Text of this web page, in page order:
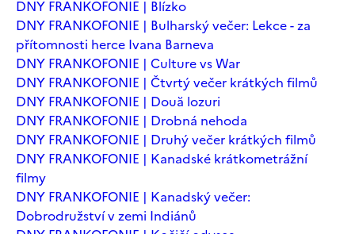
DNY FRANKOFONIE | Blízko
DNY FRANKOFONIE | Bulharský večer: Lekce - za
přítomnosti herce Ivana Barneva
DNY FRANKOFONIE | Culture vs War
DNY FRANKOFONIE | Čtvrtý večer krátkých filmů
DNY FRANKOFONIE | Două lozuri
DNY FRANKOFONIE | Drobná nehoda
DNY FRANKOFONIE | Druhý večer krátkých filmů
DNY FRANKOFONIE | Kanadské krátkometrážní
filmy
DNY FRANKOFONIE | Kanadský večer:
Dobrodružství v zemi Indiánů